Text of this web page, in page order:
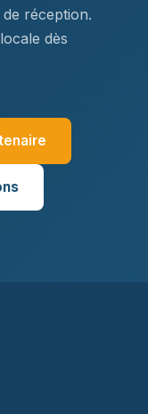
réception.
dès